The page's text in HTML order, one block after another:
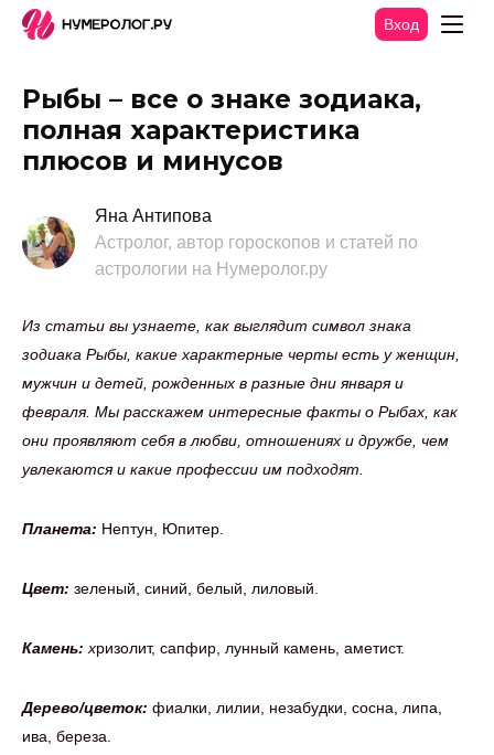
Вход
Рыбы – все о знаке зодиака,
полная характеристика
плюсов и минусов
Яна Антипова
Астролог, автор гороскопов и статей по
астрологии на Нумеролог.ру
Из статьи вы узнаете, как выглядит символ знака
зодиака Рыбы, какие характерные черты есть у женщин,
мужчин и детей, рожденных в разные дни января и
февраля. Мы расскажем интересные факты о Рыбах, как
они проявляют себя в любви, отношениях и дружбе, чем
увлекаются и какие профессии им подходят.
Планета: Нептун, Юпитер.
Цвет: зеленый, синий, белый, лиловый.
Камень: хризолит, сапфир, лунный камень, аметист.
Дерево/цветок: фиалки, лилии, незабудки, сосна, липа,
ива, береза.